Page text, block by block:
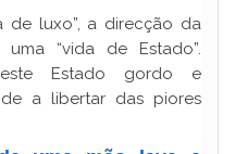
de luxo”, a direcção da
“vida de Estado”.
Estado gordo e
a libertar das piores